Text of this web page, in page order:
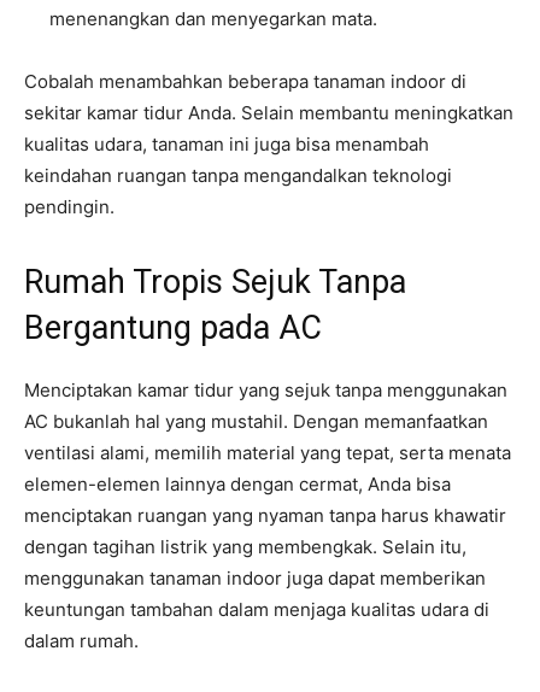
menenangkan dan menyegarkan mata.
Cobalah menambahkan beberapa tanaman indoor di
sekitar kamar tidur Anda. Selain membantu meningkatkan
kualitas udara, tanaman ini juga bisa menambah
keindahan ruangan tanpa mengandalkan teknologi
pendingin.
Rumah Tropis Sejuk Tanpa
Bergantung pada AC
Menciptakan kamar tidur yang sejuk tanpa menggunakan
AC bukanlah hal yang mustahil. Dengan memanfaatkan
ventilasi alami, memilih material yang tepat, serta menata
elemen-elemen lainnya dengan cermat, Anda bisa
menciptakan ruangan yang nyaman tanpa harus khawatir
dengan tagihan listrik yang membengkak. Selain itu,
menggunakan tanaman indoor juga dapat memberikan
keuntungan tambahan dalam menjaga kualitas udara di
dalam rumah.